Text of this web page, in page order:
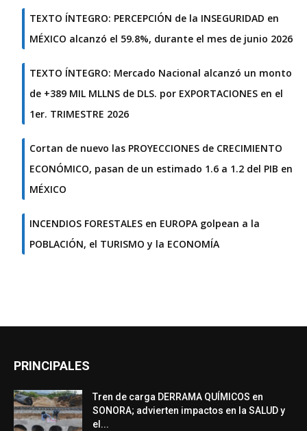
TEXTO ÍNTEGRO: PERCEPCIÓN de la INSEGURIDAD en
MÉXICO alcanzó el 59.8%, durante el mes de junio 2026
TEXTO ÍNTEGRO: Mercado Nacional alcanzó un monto
de +389 MIL MLLNS de DLS. por EXPORTACIONES en el
1er. TRIMESTRE 2026
Cortan de nuevo las PROYECCIONES de CRECIMIENTO
ECONÓMICO, pasan de un estimado 1.6 a 1.2 del PIB en
MÉXICO
INCENDIOS FORESTALES en EUROPA golpean a la
POBLACIÓN, el TURISMO y la ECONOMÍA
PRINCIPALES
Tren de carga DERRAMA QUÍMICOS en
SONORA; advierten impactos en la SALUD y
el...